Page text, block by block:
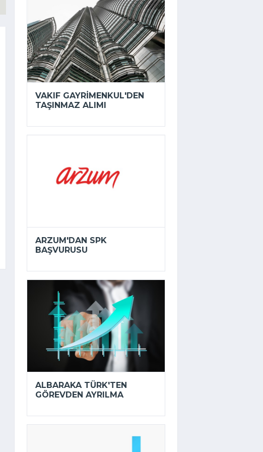
VAKIF GAYRIMENKUL'DEN
TAŞINMAZ ALIMI
ARZUM'DAN SPK
BAŞVURUSU
ALBARAKA TÜRK'TEN
GÖREVDEN AYRILMA